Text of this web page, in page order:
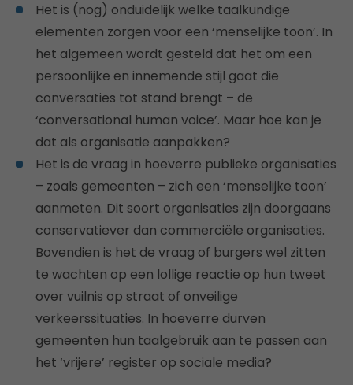
Het is (nog) onduidelijk welke taalkundige
elementen zorgen voor een ‘menselijke toon’. In
het algemeen wordt gesteld dat het om een
persoonlijke en innemende stijl gaat die
conversaties tot stand brengt – de
‘conversational human voice’. Maar hoe kan je
dat als organisatie aanpakken?
Het is de vraag in hoeverre publieke organisaties
– zoals gemeenten – zich een ‘menselijke toon’
aanmeten. Dit soort organisaties zijn doorgaans
conservatiever dan commerciële organisaties.
Bovendien is het de vraag of burgers wel zitten
te wachten op een lollige reactie op hun tweet
over vuilnis op straat of onveilige
verkeerssituaties. In hoeverre durven
gemeenten hun taalgebruik aan te passen aan
het ‘vrijere’ register op sociale media?